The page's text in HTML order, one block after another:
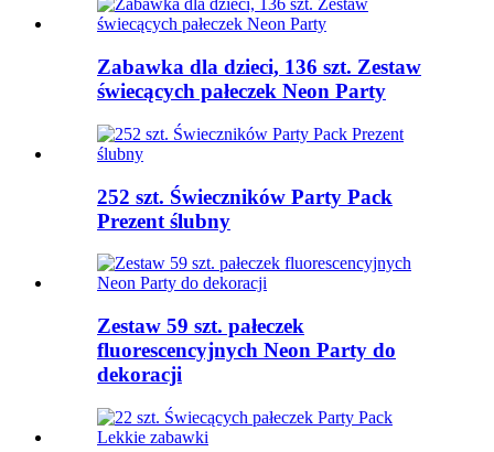
Zabawka dla dzieci, 136 szt. Zestaw
świecących pałeczek Neon Party
252 szt. Świeczników Party Pack
Prezent ślubny
Zestaw 59 szt. pałeczek
fluorescencyjnych Neon Party do
dekoracji